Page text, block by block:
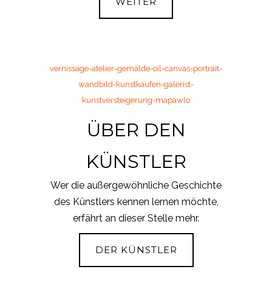
ÜBER DEN
KÜNSTLER
Wer die außergewöhnliche Geschichte
des Künstlers kennen lernen möchte,
erfährt an dieser Stelle mehr.
DER KÜNSTLER